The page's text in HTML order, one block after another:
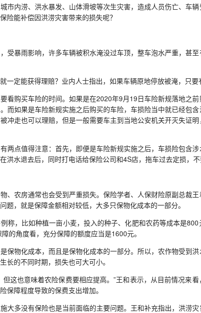
内涝、洪水暴发、山体滑坡等次生灾害，造成人员伤亡、车辆
险能补偿因洪涝灾害带来的损失呢？
暴雨影响，许多车辆被积水淹没过车顶，整车泡水严重，甚至
定能获得理赔？业内人士指出，如果车辆原地停放被淹，只要
购买车险的时间。如果是在2020年9月19日车险新规落地之前
而如果是车险新规实施之后购买的车险，车损险当中就已经包含
冲走也可以理赔，但是一般需要车主到当地公安机关开灭失证
点值得注意：首先，即便是车险新规实施之后，车损险包含涉
洪水退去后，同时打电话给保险公司和4S店，拖车过去定损，不
农房通常也会受到严重损失。保险学者、人保财险原副总裁王
题，就是保障金额相对较低，大多只保物化成本的一部分。
，比如种植一亩小麦，投入的种子、化肥和农药等成本是800
的角度看，充分保障的额度应当是1600元。
物化成本，而且是保物化成本的一部分。所以，农作物受到洪
长的不同时期，损失也可大可小。
这也意味着农险保费要相应提高。”王和表示，从目前情况来看
保障程度导致的保费支出增加。
多没有保险也是当前面临的主要问题。王和补充指出，洪涝灾